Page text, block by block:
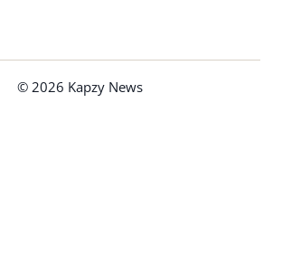
© 2026 Kapzy News